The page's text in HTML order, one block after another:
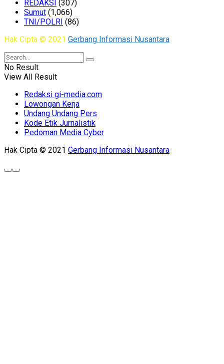
REDAKSI (307)
Sumut (1,066)
TNI/POLRI (86)
Hak Cipta © 2021 Gerbang Informasi Nusantara
No Result
View All Result
Redaksi gi-media.com
Lowongan Kerja
Undang Undang Pers
Kode Etik Jurnalistik
Pedoman Media Cyber
Hak Cipta © 2021 Gerbang Informasi Nusantara